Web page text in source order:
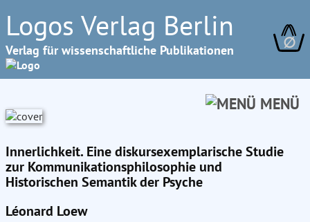
Logos Verlag Berlin
Verlag für wissenschaftliche Publikationen ∅
MENÜ
Innerlichkeit. Eine diskursexemplarische Studie
zur Kommunikationsphilosophie und
Historischen Semantik der Psyche
Léonard Loew